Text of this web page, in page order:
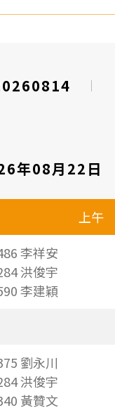
年08月22日
上午
李祥安
洪俊宇
李建穎
劉永川
洪俊宇
黃贊文